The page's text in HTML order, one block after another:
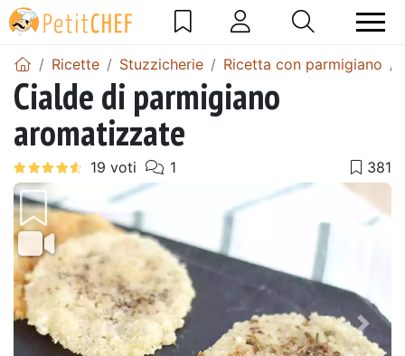
Ricette Stuzzicherie Ricetta con parmigiano
Cialde di parmigiano
aromatizzate
Precedente